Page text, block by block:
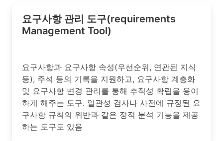
요구사항 관리 도구(requirements
Management Tool)
요구사항과 요구사항 속성(우선순위, 연관된 지식
등), 주석 등의 기록을 지원하고, 요구사항 계층화
및 요구사항 변경 관리를 통해 추적성 확립을 용이
하게 해주는 도구. 일관성 검사나 사전에 규정된 요
구사항 규칙의 위반과 같은 정적 분석 기능을 제공
하는 도구도 있음